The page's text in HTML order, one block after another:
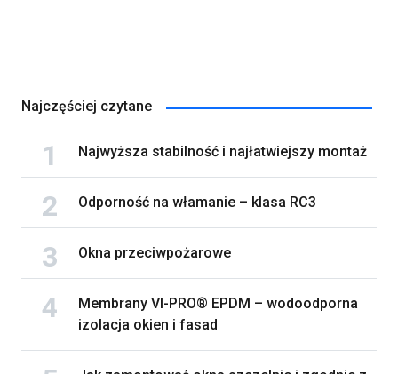
Najczęściej czytane
Najwyższa stabilność i najłatwiejszy montaż
Odporność na włamanie – klasa RC3
Okna przeciwpożarowe
Membrany VI-PRO® EPDM – wodoodporna
izolacja okien i fasad